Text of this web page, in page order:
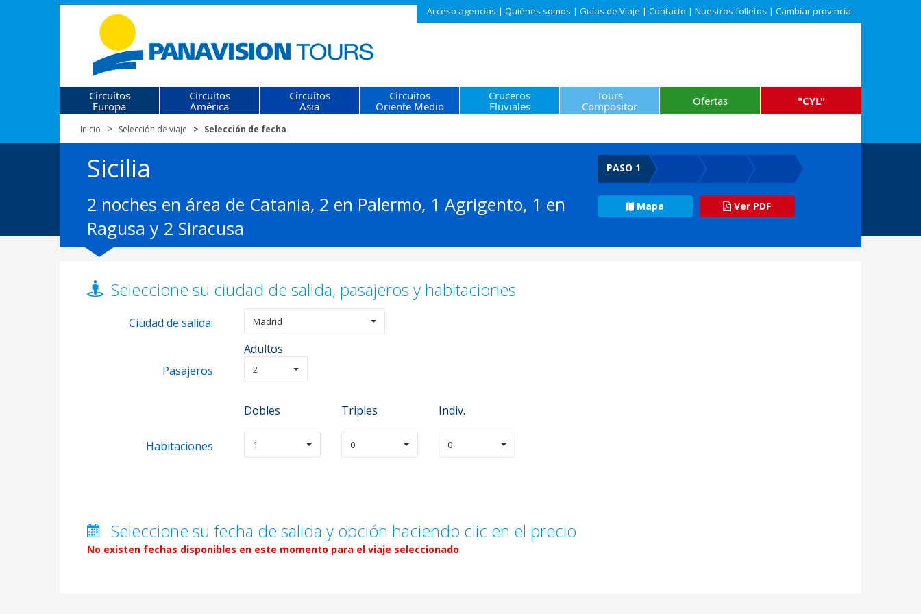
Acceso agencias | Quiénes somos | Guías de Viaje | Contacto | Nuestros folletos | Cambiar provincia
Circuitos
Europa
Circuitos
América
Circuitos
Asia
Circuitos
Oriente Medio
Cruceros
Fluviales
Tours
Compositor
Ofertas "CYL"
Inicio Selección de viaje Selección de fecha
Sicilia
2 noches en área de Catania, 2 en Palermo, 1 Agrigento, 1 en
Ragusa y 2 Siracusa
PASO 1
Mapa Ver PDF
Seleccione su ciudad de salida, pasajeros y habitaciones
Ciudad de salida: Madrid
Adultos
Pasajeros
2
Dobles Triples Indiv.
Habitaciones 1 0 0
Seleccione su fecha de salida y opción haciendo clic en el precio
No existen fechas disponibles en este momento para el viaje seleccionado